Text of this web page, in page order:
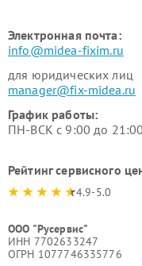
Электронная почта:
info@midea-fixim.ru
для юридических лиц
manager@fix-midea.ru
График работы:
ПН-ВСК с 9:00 до
Рейтинг сервисного
4.9-5.0
ООО "Русервис"
ИНН 7702633247
ОГРН 1077746335776